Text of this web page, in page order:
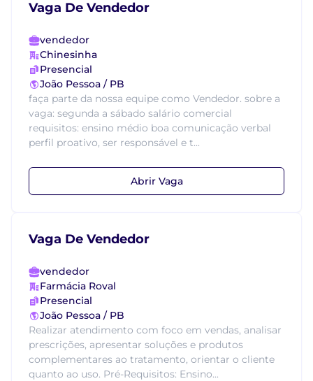
Vaga De Vendedor
vendedor
Chinesinha
Presencial
João Pessoa / PB
faça parte da nossa equipe como Vendedor. sobre a
vaga: segunda a sábado salário comercial
requisitos: ensino médio boa comunicação verbal
perfil proativo, ser responsável e t...
Abrir Vaga
Vaga De Vendedor
vendedor
Farmácia Roval
Presencial
João Pessoa / PB
Realizar atendimento com foco em vendas, analisar
prescrições, apresentar soluções e produtos
complementares ao tratamento, orientar o cliente
quanto ao uso. Pré-Requisitos: Ensino...